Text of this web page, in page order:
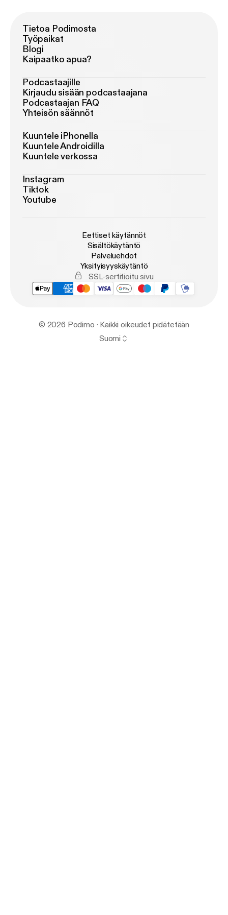
Tietoa Podimosta
Työpaikat
Blogi
Kaipaatko apua?
Podcastaajille
Kirjaudu sisään podcastaajana
Podcastaajan FAQ
Yhteisön säännöt
Kuuntele iPhonella
Kuuntele Androidilla
Kuuntele verkossa
Instagram
Tiktok
Youtube
Eettiset käytännöt
Sisältökäytäntö
Palveluehdot
Yksityisyyskäytäntö
SSL-sertifioitu sivu
© 2026 Podimo · Kaikki oikeudet pidätetään
Suomi